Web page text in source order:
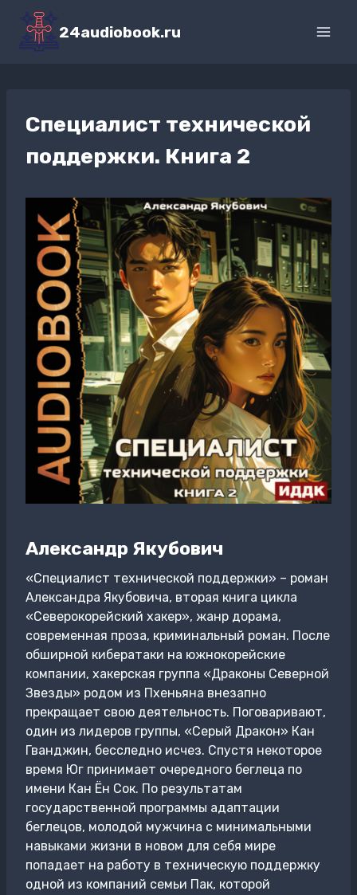
Перейти
содержимому
24audiobook.ru
Специалист технической
поддержки. Книга 2
Александр Якубович
«Специалист технической поддержки» – роман
Александра Якубовича, вторая книга цикла
«Северокорейский хакер», жанр дорама,
современная проза, криминальный роман. После
обширной кибератаки на южнокорейские
компании, хакерская группа «Драконы Северной
Звезды» родом из Пхеньяна внезапно
прекращает свою деятельность. Поговаривают,
один из лидеров группы, «Серый Дракон» Кан
Гванджин, бесследно исчез. Спустя некоторое
время Юг принимает очередного беглеца по
имени Кан Ён Сок. По результатам
государственной программы адаптации
беглецов, молодой мужчина с минимальными
навыками жизни в новом для себя мире
попадает на работу в техническую поддержку
одной из компаний семьи Пак, которой